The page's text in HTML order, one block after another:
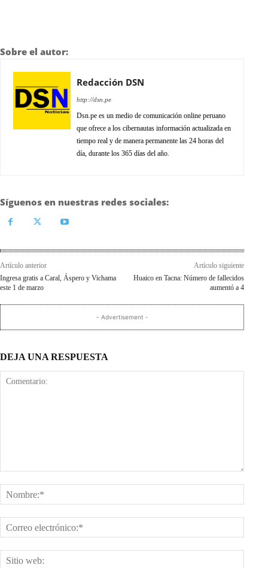
Sobre el autor:
Redacción DSN
http://dsn.pe
Dsn.pe es un medio de comunicación online peruano
que ofrece a los cibernautas información actualizada en
tiempo real y de manera permanente las 24 horas del
día, durante los 365 días del año.
Síguenos en nuestras redes sociales:
Artículo anterior
Ingresa gratis a Caral, Áspero y Vichama
este 1 de marzo
Artículo siguiente
Huaico en Tacna: Número de fallecidos
aumentó a 4
- Advertisement -
DEJA UNA RESPUESTA